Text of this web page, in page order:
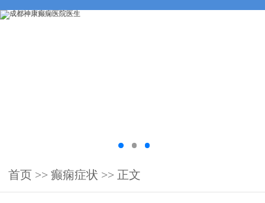
首页 >> 癫痫症状 >> 正文